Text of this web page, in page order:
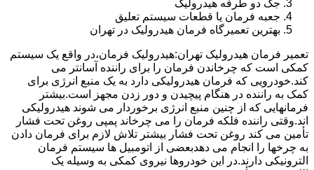
جک دو طرفه هیدرولیک
جعبه فرمان یا قطعات سیستم تعلیق
بهترین تعمیرگاه فرمان هیدرولیک در تهران
تعمیر فرمان هیدرولیک تهران:هیدرولیک فرمان،در واقع یک سیستم
کمکی است که چرخاندن فرمان را برای راننده آسانتر می
کند.خودرویی که فرمان هیدرولیکی دارد به یک منبع انرژی برای
کمک به راننده در هنگام پیچیدن و دور زدن مجهز است.بیشتر
فرمانهایی که از چنین منبع انرژی برخوردار می شوند هیدرولیکی
اند.وقتی راننده فلکه فرمان را می چرخاند پمپی روغن تحت فشار
تأمین می کند روغن تحت فشار بیشتر تلاش لازم برای فرمان دادن
به چرخها را انجام می دهدبعضی از اتومبیل ها سیستم فرمان
الترونیکی دارند.در این خودروها نیروی کمکی به وسیله یک